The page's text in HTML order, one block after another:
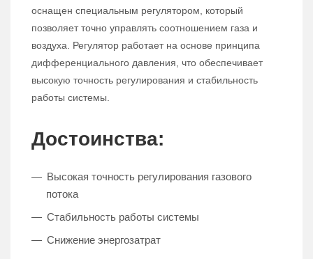
оснащен специальным регулятором, который
позволяет точно управлять соотношением газа и
воздуха. Регулятор работает на основе принципа
дифференциального давления, что обеспечивает
высокую точность регулирования и стабильность
работы системы.
Достоинства:
Высокая точность регулирования газового
потока
Стабильность работы системы
Снижение энергозатрат